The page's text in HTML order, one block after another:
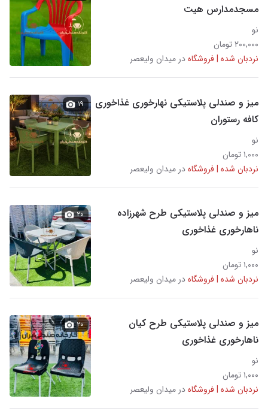
مسجدمدارس هیت
نو
۲۰۰,۰۰۰ تومان
نردبان شده | فروشگاهدر میدان ولیعصر
میز و صندلی پلاستیکی نهارخوری غذاخوری
کافه رستوران
نو
۱,۰۰۰ تومان
نردبان شده | فروشگاهدر میدان ولیعصر
۱۹
میز و صندلی پلاستیکی طرح شهرزاده
ناهارخوری غذاخوری
نو
۱,۰۰۰ تومان
نردبان شده | فروشگاهدر میدان ولیعصر
۲۰
میز و صندلی پلاستیکی طرح کیان
ناهارخوری غذاخوری
نو
۱,۰۰۰ تومان
نردبان شده | فروشگاهدر میدان ولیعصر
۲۰